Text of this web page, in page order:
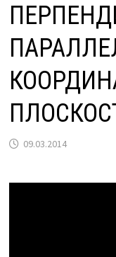
09.03.2014